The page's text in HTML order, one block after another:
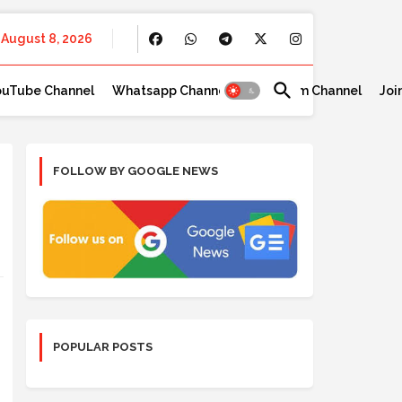
August 8, 2026
Channel Whatsapp Channel Telegram Channel
FOLLOW BY GOOGLE NEWS
POPULAR POSTS